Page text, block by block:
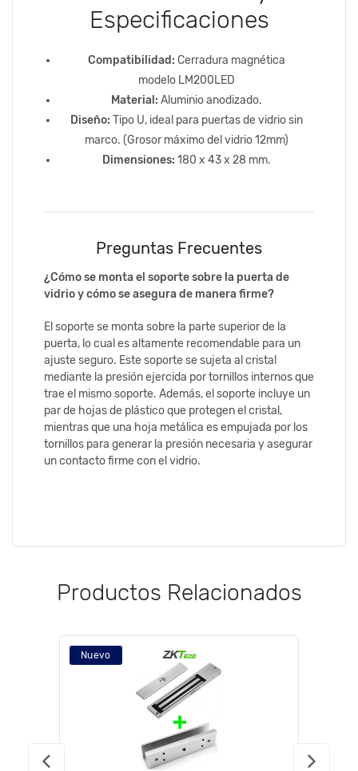
Especificaciones
Compatibilidad: Cerradura magnética
modelo LM200LED
Material: Aluminio anodizado.
Diseño: Tipo U, ideal para puertas de vidrio sin
marco. (Grosor máximo del vidrio 12mm)
Dimensiones: 180 x 43 x 28 mm.
Preguntas Frecuentes
¿Cómo se monta el soporte sobre la puerta de
vidrio y cómo se asegura de manera firme?
El soporte se monta sobre la parte superior de la
puerta, lo cual es altamente recomendable para un
ajuste seguro. Este soporte se sujeta al cristal
mediante la presión ejercida por tornillos internos que
trae el mismo soporte. Además, el soporte incluye un
par de hojas de plástico que protegen el cristal,
mientras que una hoja metálica es empujada por los
tornillos para generar la presión necesaria y asegurar
un contacto firme con el vidrio.
Productos Relacionados
Nuevo